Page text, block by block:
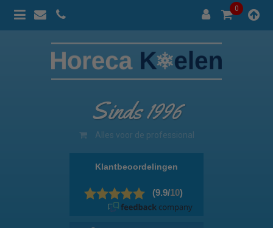
0
Sinds 1996
100% prijsgarantie